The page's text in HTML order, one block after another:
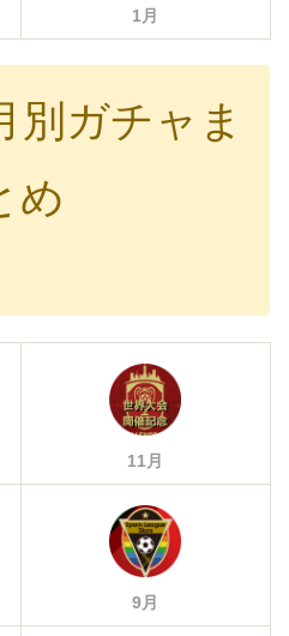
1月
ガチャま
め
11月
9月